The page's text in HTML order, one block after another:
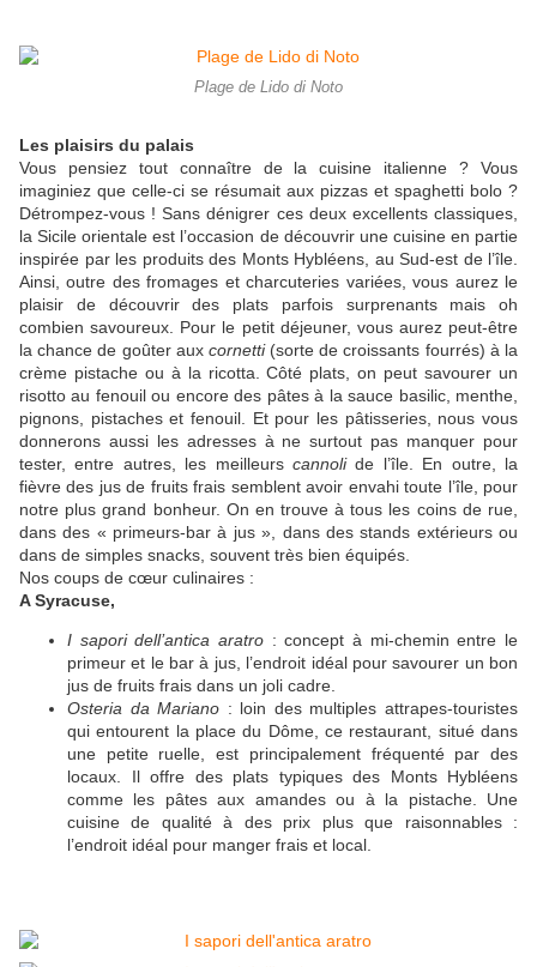
Plage de Lido di Noto
Les plaisirs du palais
Vous pensiez tout connaître de la cuisine italienne ? Vous
imaginiez que celle-ci se résumait aux pizzas et spaghetti bolo ?
Détrompez-vous ! Sans dénigrer ces deux excellents classiques,
la Sicile orientale est l’occasion de découvrir une cuisine en partie
inspirée par les produits des Monts Hybléens, au Sud-est de l’île.
Ainsi, outre des fromages et charcuteries variées, vous aurez le
plaisir de découvrir des plats parfois surprenants mais oh
combien savoureux. Pour le petit déjeuner, vous aurez peut-être
la chance de goûter aux cornetti(sorte de croissants fourrés) à la
crème pistache ou à la ricotta. Côté plats, on peut savourer un
risotto au fenouil ou encore des pâtes à la sauce basilic, menthe,
pignons, pistaches et fenouil. Et pour les pâtisseries, nous vous
donnerons aussi les adresses à ne surtout pas manquer pour
tester, entre autres, les meilleurs cannolide l’île. En outre, la
fièvre des jus de fruits frais semblent avoir envahi toute l’île, pour
notre plus grand bonheur. On en trouve à tous les coins de rue,
dans des « primeurs-bar à jus », dans des stands extérieurs ou
dans de simples snacks, souvent très bien équipés.
Nos coups de cœur culinaires :
A Syracuse,
I sapori dell’antica aratro : concept à mi-chemin entre le
primeur et le bar à jus, l’endroit idéal pour savourer un bon
jus de fruits frais dans un joli cadre.
Osteria da Mariano : loin des multiples attrapes-touristes
qui entourent la place du Dôme, ce restaurant, situé dans
une petite ruelle, est principalement fréquenté par des
locaux. Il offre des plats typiques des Monts Hybléens
comme les pâtes aux amandes ou à la pistache. Une
cuisine de qualité à des prix plus que raisonnables :
l’endroit idéal pour manger frais et local.